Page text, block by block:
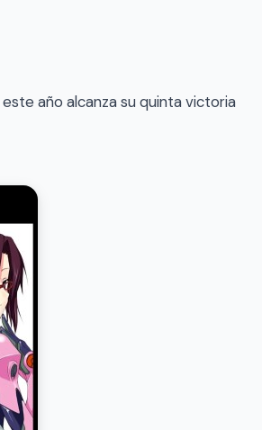
este año alcanza su quinta victoria